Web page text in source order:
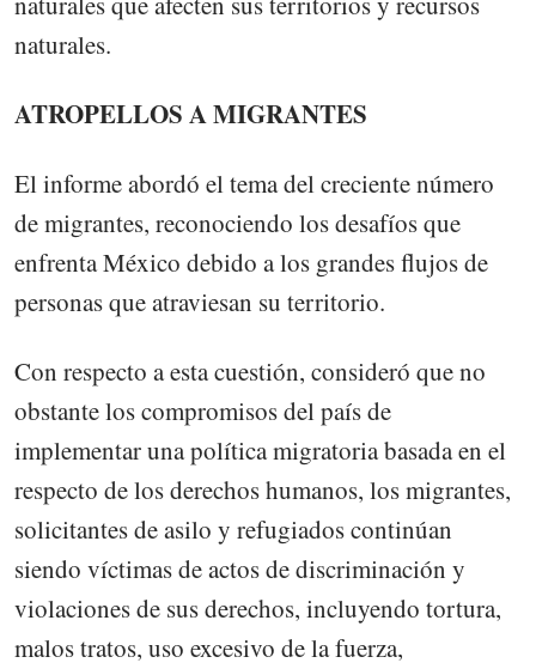
naturales.
ATROPELLOS A MIGRANTES
El informe abordó el tema del creciente número
de migrantes, reconociendo los desafíos que
enfrenta México debido a los grandes flujos de
personas que atraviesan su territorio.
Con respecto a esta cuestión, consideró que no
obstante los compromisos del país de
implementar una política migratoria basada en el
respecto de los derechos humanos, los migrantes,
solicitantes de asilo y refugiados continúan
siendo víctimas de actos de discriminación y
violaciones de sus derechos, incluyendo tortura,
malos tratos, uso excesivo de la fuerza,